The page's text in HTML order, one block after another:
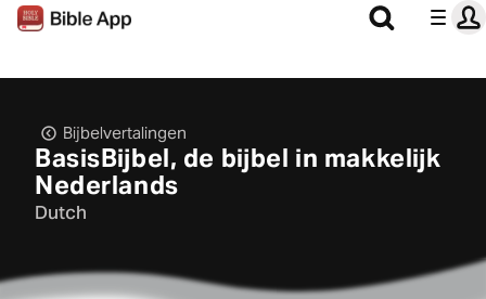
Bijbelvertalingen
BasisBijbel, de bijbel in makkelijk
Nederlands
Dutch